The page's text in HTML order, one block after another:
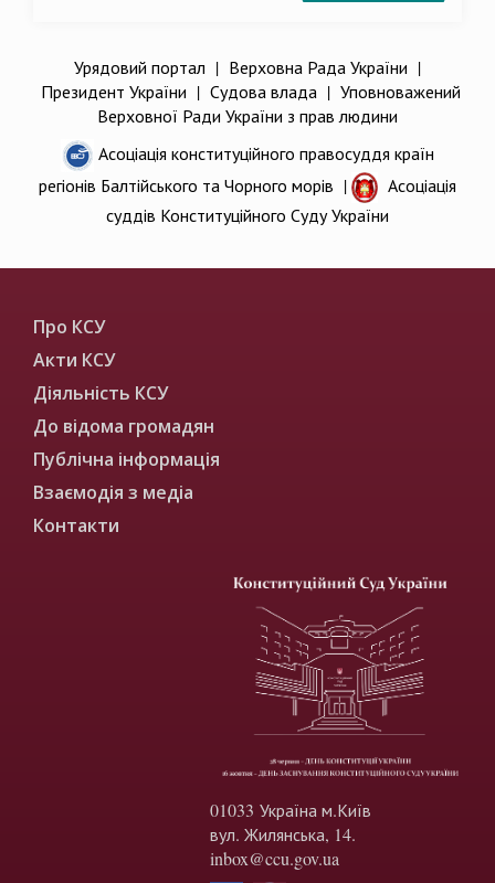
Урядовий портал | Верховна Рада України |
Президент України | Судова влада| Уповноважений
Верховної Ради України з прав людини
Асоціація конституційного правосуддя країн
регіонів Балтійського та Чорного морів |
Асоціація
суддів Конституційного Суду України
Про КСУ
Акти КСУ
Діяльність КСУ
До відома громадян
Публічна інформація
Взаємодія з медіа
Контакти
01033 Україна м.Київ
вул. Жилянська, 14.
inbox@ccu.gov.ua